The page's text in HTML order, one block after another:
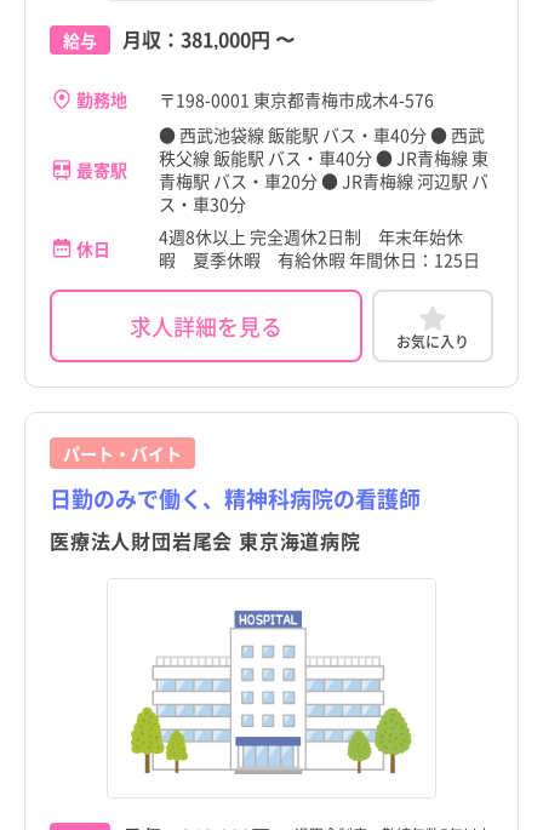
給与 月収： 381,000円 〜
勤務地 〒198-0001 東京都青梅市成木4-576
最寄駅
● 西武池袋線 飯能駅 バス・車40分 ● 西武
秩父線 飯能駅 バス・車40分 ● JR青梅線 東
青梅駅 バス・車20分 ● JR青梅線 河辺駅 バ
ス・車30分
休日
4週8休以上 完全週休2日制 年末年始休
暇 夏季休暇 有給休暇 年間休日：125日
求人詳細を見る お気に入り
パート・バイト
日勤のみで働く、精神科病院の看護師
医療法人財団岩尾会 東京海道病院